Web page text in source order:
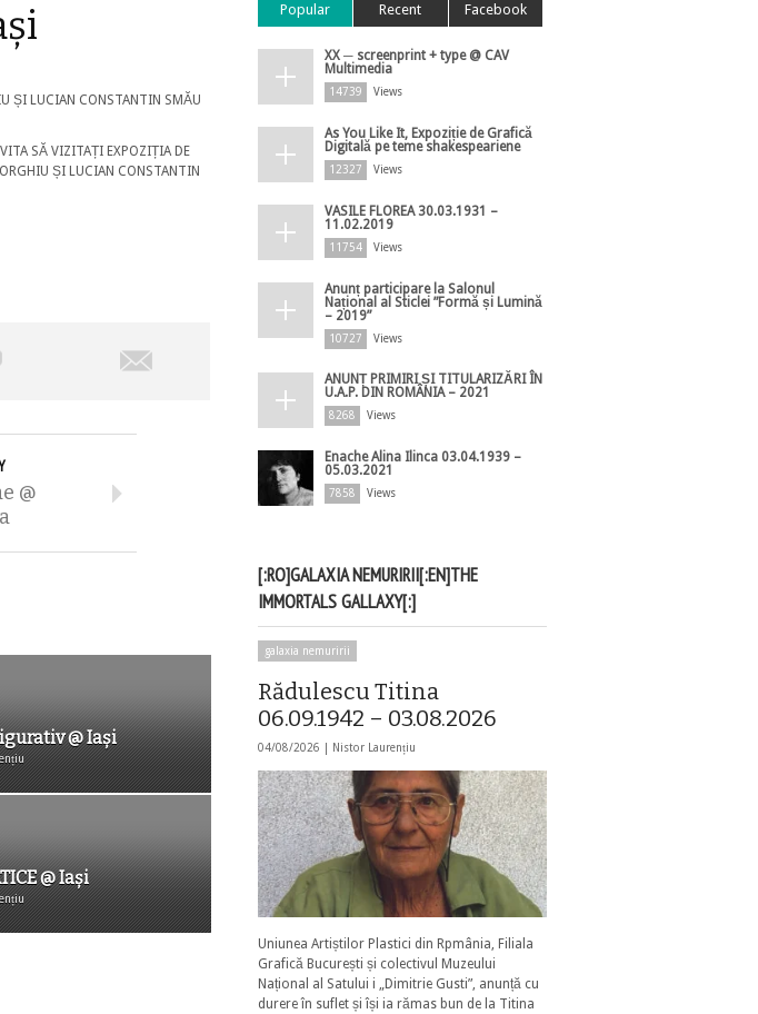
ȘI LUCIAN CONSTANTIN SMĂU
SĂ VIZITAȚI EXPOZIȚIA DE
ȘI LUCIAN CONSTANTIN
@
@ Iaşi
@ Iași
Popular Recent Facebook
XX ─ screenprint + type @ CAV
Multimedia
14739 Views
As You Like It, Expoziție de Grafică
Digitală pe teme shakespeariene
12327 Views
VASILE FLOREA 30.03.1931 –
11.02.2019
11754 Views
Anunț participare la Salonul
Național al Sticlei ”Formă și Lumină
– 2019”
10727 Views
ANUNȚ PRIMIRI ȘI TITULARIZĂRI ÎN
U.A.P. DIN ROMÂNIA – 2021
8268 Views
Enache Alina Ilinca 03.04.1939 –
05.03.2021
7858 Views
[:RO]GALAXIA NEMURIRII[:EN]THE
IMMORTALS GALLAXY[:]
galaxia nemuririi
Rădulescu Titina
06.09.1942 – 03.08.2026
04/08/2026 | Nistor Laurențiu
Uniunea Artiștilor Plastici din Rpmânia, Filiala
Grafică București și colectivul Muzeului
Național al Satului i „Dimitrie Gusti”, anunță cu
durere în suflet și își ia rămas bun de la Titina